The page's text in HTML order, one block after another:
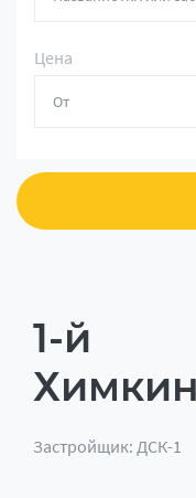
Цена
1-й
Застройщик: ДСК-1